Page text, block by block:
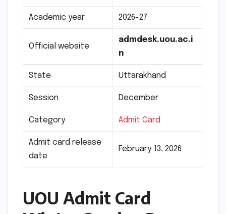
Academic year 2026-27
Official website
admdesk.uou.ac.i
n
State Uttarakhand
Session December
Category Admit Card
Admit card release
date
February 13, 2026
UOU Admit Card